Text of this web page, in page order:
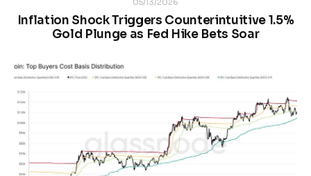
05/13/2026
Inflation Shock Triggers Counterintuitive 1.5%
Gold Plunge as Fed Hike Bets Soar